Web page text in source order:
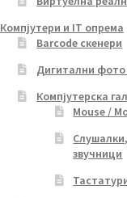
Компјутери и IT опрема
Barcode скенери
Дигитални фото
Компјутерска
Mouse /
звучници